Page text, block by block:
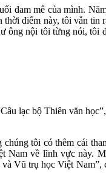
đam mê của mình.
điểm này, tôi vẫn
nội tôi từng nói,
lạc bộ Thiên văn
tôi có thêm cái
về lĩnh vực này.
Vũ trụ học Việt